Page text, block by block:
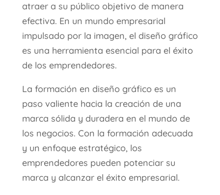
atraer a su público objetivo de manera
efectiva. En un mundo empresarial
impulsado por la imagen, el diseño gráfico
es una herramienta esencial para el éxito
de los emprendedores.
La formación en diseño gráfico es un
paso valiente hacia la creación de una
marca sólida y duradera en el mundo de
los negocios. Con la formación adecuada
y un enfoque estratégico, los
emprendedores pueden potenciar su
marca y alcanzar el éxito empresarial.